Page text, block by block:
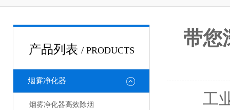
产品列表 / PRODUCTS
烟雾净化器
烟雾净化器高效除烟
带您
工业